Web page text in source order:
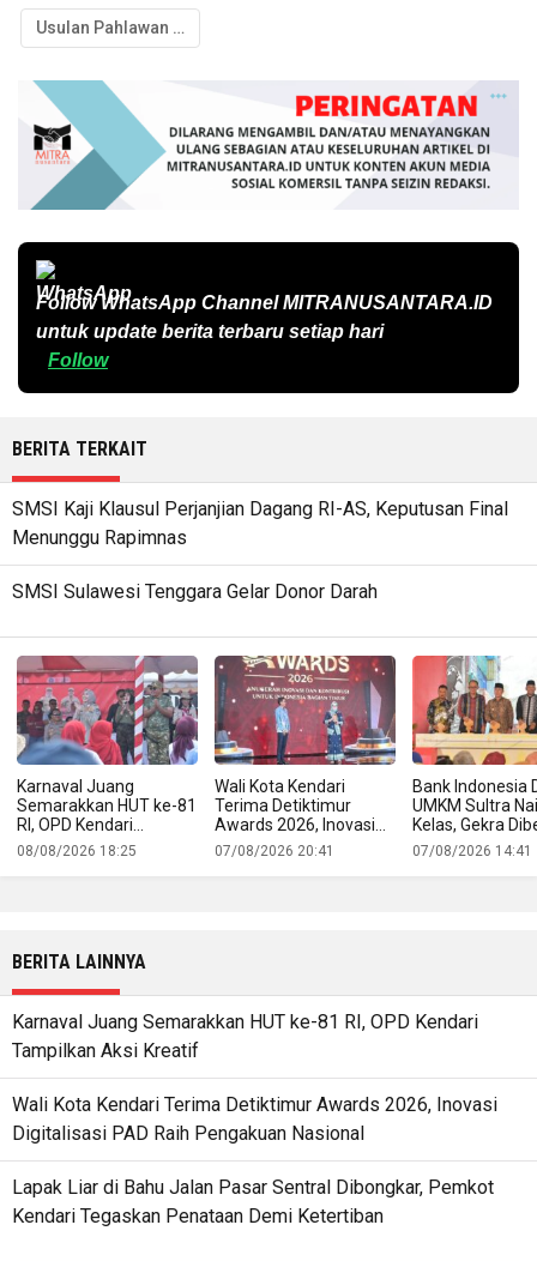
Usulan Pahlawan Nasional
Follow WhatsApp ChannelMITRANUSANTARA.ID
untuk update berita terbaru setiap hari
Follow
BERITA TERKAIT
SMSI Kaji Klausul Perjanjian Dagang RI-AS, Keputusan Final
Menunggu Rapimnas
SMSI Sulawesi Tenggara Gelar Donor Darah
Karnaval Juang
Semarakkan HUT ke-81
RI, OPD Kendari
Tampilkan Aksi Kreatif
08/08/2026 18:25
Wali Kota Kendari
Terima Detiktimur
Awards 2026, Inovasi
Digitalisasi PAD Raih
Pengakuan Nasional
07/08/2026 20:41
Bank Indonesia
UMKM Sultra
Kelas, Gekra
untuk Buka
Produk Lokal
07/08/2026 14:41
BERITA LAINNYA
Karnaval Juang Semarakkan HUT ke-81 RI, OPD Kendari
Tampilkan Aksi Kreatif
Wali Kota Kendari Terima Detiktimur Awards 2026, Inovasi
Digitalisasi PAD Raih Pengakuan Nasional
Lapak Liar di Bahu Jalan Pasar Sentral Dibongkar, Pemkot
Kendari Tegaskan Penataan Demi Ketertiban